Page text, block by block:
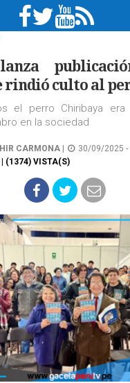
lanza
rindió culto al
el perro Chiribaya
en la sociedad
CARMONA
30/09/2025 -
| (1374) VISTA(S)